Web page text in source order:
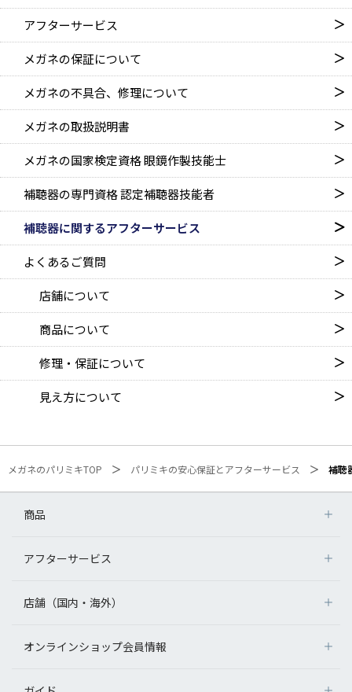
アフターサービス
メガネの保証について
メガネの不具合、修理について
メガネの取扱説明書
メガネの国家検定資格眼鏡作製技能士
補聴器の専門資格認定補聴器技能者
補聴器に関するアフターサービス
よくあるご質問
店舗について
商品について
修理・保証について
見え方について
メガネのパリミキTOP パリミキの安心保証とアフターサービス 補聴
商品
アフターサービス
店舗（国内・海外）
オンラインショップ会員情報